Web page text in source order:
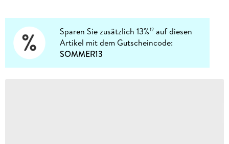
Sparen Sie zusätzlich 13%12 auf diesen
Artikel mit dem Gutscheincode:
SOMMER13